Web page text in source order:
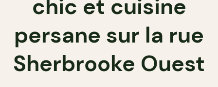
chic et cuisine
persane sur la rue
Sherbrooke Ouest